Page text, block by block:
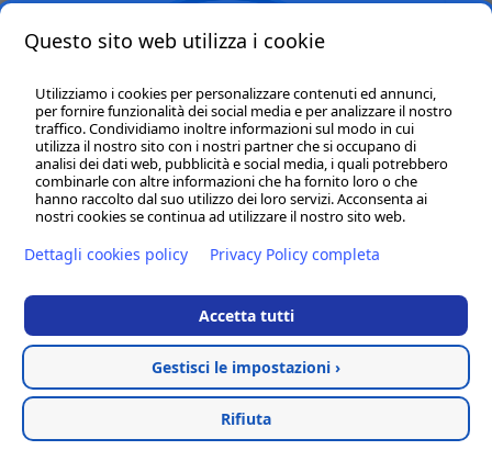
P & B Line sas - P.IVA:01320140435
Marche - Civitanova Marche (MC) - 62012 - Via L. Einaudi, 108 - int.27 - Tel:
(+39) 02 83417 246 -info@pbline.eu
Lazio - Roma (RM) - 00186 - Via Della Reginella, 10 - tel. (+39) 338 2792657
Toscana - Cortona (AR ) - 52044 - tel. + 39 335 59 888 66
Termini e condizioni
Cookies policy -Privacy policy
Hosted & created byClion SpA
Questo sito web utilizza i cookie
Utilizziamo i cookies per personalizzare contenuti ed annunci,
per fornire funzionalità dei social media e per analizzare il nostro
traffico. Condividiamo inoltre informazioni sul modo in cui
utilizza il nostro sito con i nostri partner che si occupano di
analisi dei dati web, pubblicità e social media, i quali potrebbero
combinarle con altre informazioni che ha fornito loro o che
hanno raccolto dal suo utilizzo dei loro servizi. Acconsenta ai
nostri cookies se continua ad utilizzare il nostro sito web.
Dettagli cookies policy Privacy Policy completa
Accetta tutti
Gestisci le impostazioni ›
Rifiuta